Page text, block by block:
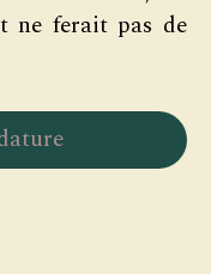
ne ferait pas de